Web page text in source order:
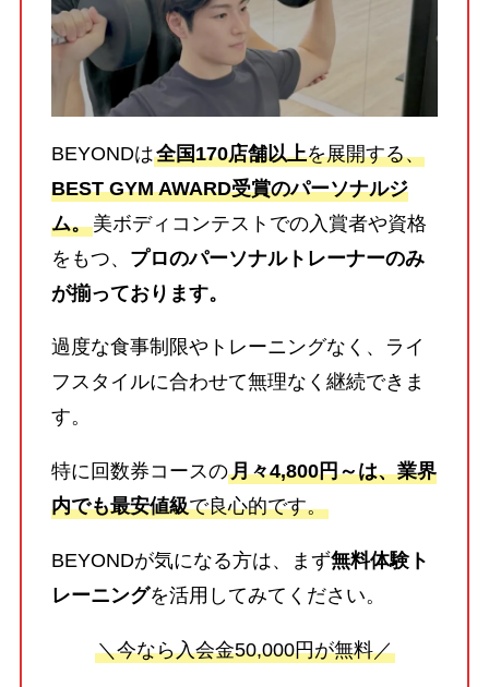
BEYONDは全国170店舗以上を展開する、
BEST GYM AWARD受賞のパーソナルジ
ム。美ボディコンテストでの入賞者や資格
をもつ、 プロのパーソナルトレーナーのみ
が揃っております。
過度な食事制限やトレーニングなく、ライ
フスタイルに合わせて無理なく継続できま
す。
特に回数券コースの月々4,800円～は、業界
内でも最安値級で良心的です。
BEYONDが気になる方は、まず無料体験ト
レーニングを活用してみてください。
＼今なら入会金50,000円が無料／